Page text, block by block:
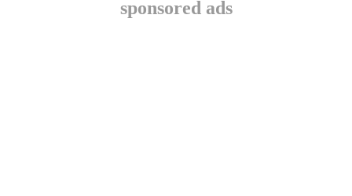
sponsored ads